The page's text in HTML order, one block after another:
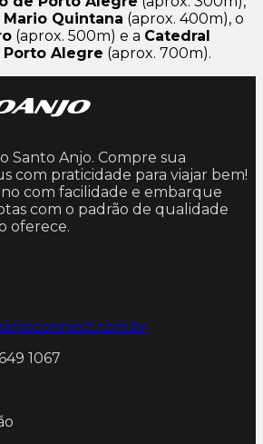
Quintana (aprox. 400m), o
(aprox. 500m) e a Catedral
Alegre (aprox. 700m).
Santo Anjo. Compre sua
com praticidade para viajar bem!
com facilidade e embarque
com o padrão de qualidade
oferece.
1067